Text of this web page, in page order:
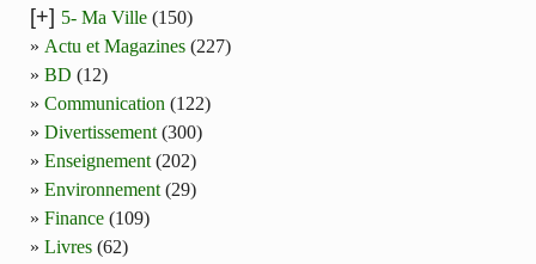
[+] 5- Ma Ville (150)
Actu et Magazines (227)
BD (12)
Communication (122)
Divertissement (300)
Enseignement (202)
Environnement (29)
Finance (109)
Livres (62)